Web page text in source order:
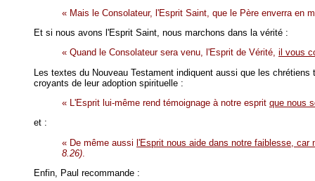
« Mais le Consolateur, l'Esprit Saint, que le Père enverra en
Et si nous avons l'Esprit Saint, nous marchons dans la vérité :
« Quand le Consolateur sera venu, l'Esprit de Vérité, il vous
Les textes du Nouveau Testament indiquent aussi que les
croyants de leur adoption spirituelle :
« L'Esprit lui-même rend témoignage à notre esprit que nous
et :
« De même aussi l'Esprit nous aide dans notre faiblesse, car
8.26)
Enfin, Paul recommande :